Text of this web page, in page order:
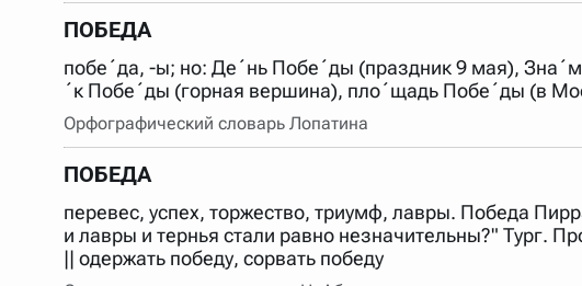
ПОБЕДА
побе´да, -ы; но: Де´нь Побе´ды (праздник 9 мая),
´к Побе´ды (горная вершина), пло´щадь Побе´ды (в
Орфографический словарь Лопатина
ПОБЕДА
перевес, успех, торжество, триумф, лавры. Победа
и лавры и тернья стали равно незначительны?" Тург.
|| одержать победу, сорвать победу